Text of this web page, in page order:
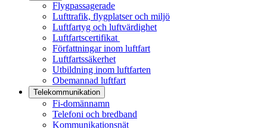
Flygpassagerade
Lufttrafik, flygplatser och miljö
Luftfartyg och luftvärdighet
Luftfartscertifikat
Författningar inom luftfart
Luftfartssäkerhet
Utbildning inom luftfarten
Obemannad luftfart
Telekommunikation
Fi-domännamn
Telefoni och bredband
Kommunikationsnät